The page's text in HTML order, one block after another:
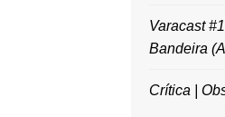
Varacast
Bandeira
Crítica |